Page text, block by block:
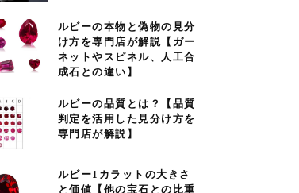
ルビーの本物と偽物の見分
け方を専門店が解説【ガー
ネットやスピネル、人工合
成石との違い】
ルビーの品質とは？【品質
判定を活用した見分け方を
専門店が解説】
ルビー1カラットの大きさ
と価値【他の宝石との比重